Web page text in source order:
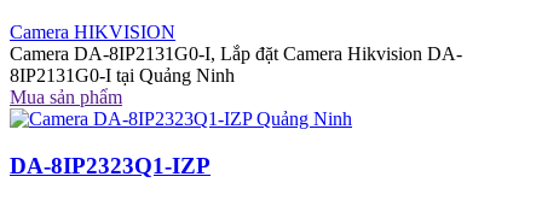
Camera HIKVISION
Camera DA-8IP2131G0-I, Lắp đặt Camera Hikvision DA-
8IP2131G0-I tại Quảng Ninh
Mua sản phẩm
DA-8IP2323Q1-IZP